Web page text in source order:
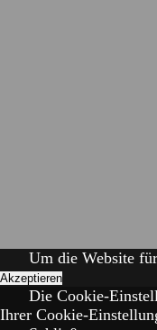
Um die Website
Akzeptieren
Die Cookie-
Ihrer Cookie-